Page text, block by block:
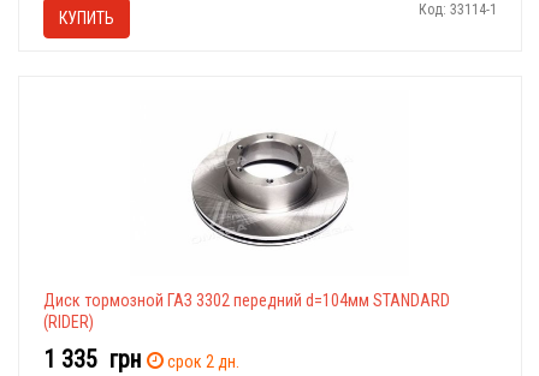
КУПИТЬ Код: 33114-1
Диск тормозной ГАЗ 3302 передний d=104мм STANDARD
(RIDER)
1 335 грн
срок 2 дн.